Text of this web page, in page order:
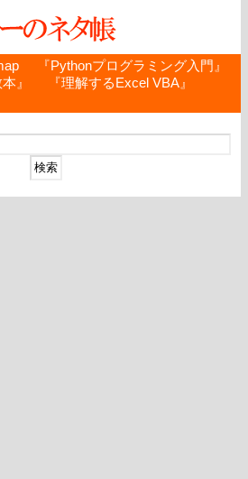
『Pythonプログラミング入門』
』
『理解するExcel VBA』